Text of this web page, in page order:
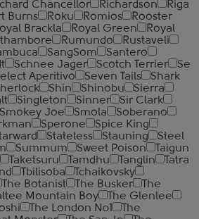
Chancellor Richardson
Riga
Burns Roku Romios
Rooster
Brackla Royal Green
Royal
Rumundo
Rustaveli
SangSom
Santero
Schnee Jager Scotch Terrier
Se
Aperitivo Seven Tails
Shark
Shin Shinobu
Sierra
Singleton Sinner
Sir Clark
Smokey Joe Smola
Soberano
Sperone
Spice King
Stateless Stauning
Steel
Summum Sweet Poison
Taigun
Taketsuru Tamdhu Tanglin
Tatra
Tbilisoba
Tchaikovsky
The Botanist The Busker
The
Mountain Boy
The Glenlee
The London №1
The